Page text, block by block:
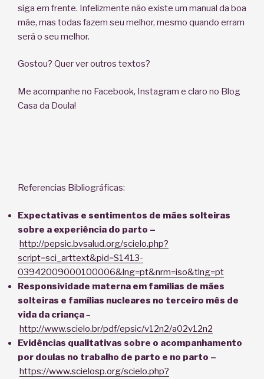
siga em frente. Infelizmente não existe um manual da boa
mãe, mas todas fazem seu melhor, mesmo quando erram
será o seu melhor.
Gostou? Quer ver outros textos?
Me acompanhe no Facebook, Instagram e claro no Blog
Casa da Doula!
Referencias Bibliográficas:
Expectativas e sentimentos de mães solteiras
sobre a experiência do parto –
http://pepsic.bvsalud.org/scielo.php?
script=sci_arttext&pid=S1413-
03942009000100006&lng=pt&nrm=iso&tlng=pt
Responsividade materna em famílias de mães
solteiras e famílias nucleares no terceiro mês de
vida da criança–
http://www.scielo.br/pdf/epsic/v12n2/a02v12n2
Evidências qualitativas sobre o acompanhamento
por doulas no trabalho de parto e no parto –
https://www.scielosp.org/scielo.php?